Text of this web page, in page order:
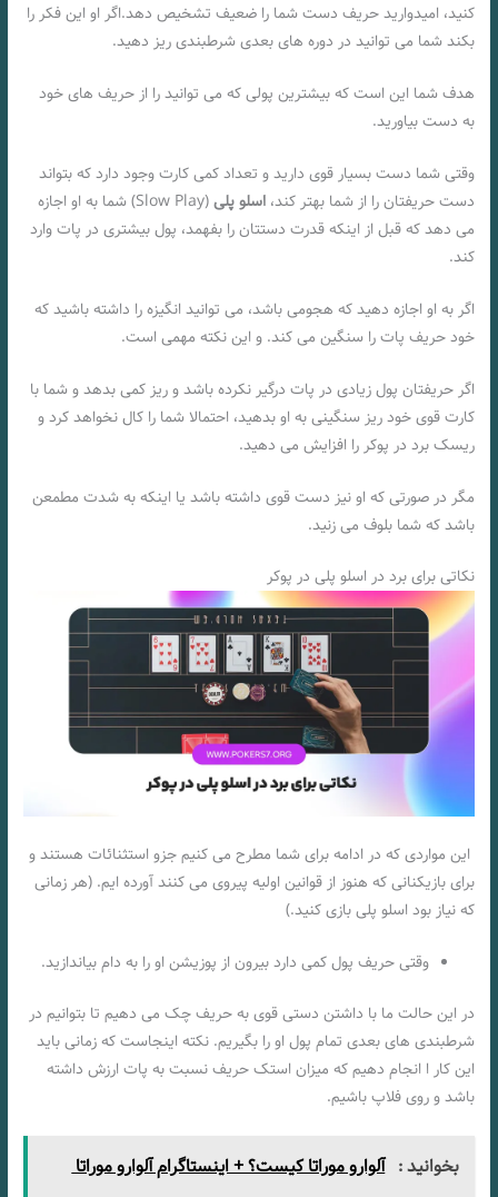
کنید، امیدوارید حریف دست شما را ضعیف تشخیص دهد.اگر او این فکر را
بکند شما می توانید در دوره های بعدی شرطبندی ریز دهید.
هدف شما این است که بیشترین پولی که می توانید را از حریف های خود
به دست بیاورید.
وقتی شما دست بسیار قوی دارید و تعداد کمی کارت وجود دارد که بتواند
دست حریفتان را از شما بهتر کند،اسلو پلی
(Slow Play) شما به او اجازه
می دهد که قبل از اینکه قدرت دستتان را بفهمد، پول بیشتری در پات وارد
کند.
اگر به او اجازه دهید که هجومی باشد، می توانید انگیزه را داشته باشید که
خود حریف پات را سنگین می کند. و این نکته مهمی است.
اگر حریفتان پول زیادی در پات درگیر نکرده باشد و ریز کمی بدهد و شما با
کارت قوی خود ریز سنگینی به او بدهید، احتمالا شما را کال نخواهد کرد و
ریسک برد در پوکر را افزایش می دهید.
مگر در صورتی که او نیز دست قوی داشته باشد یا اینکه به شدت مطمعن
باشد که شما بلوف می زنید.
نکاتی برای برد در اسلو پلی در پوکر
این مواردی که در ادامه برای شما مطرح می کنیم جزو استثنائات هستند و
برای بازیکنانی که هنوز از قوانین اولیه پیروی می کنند آورده ایم. (هر زمانی
که نیاز بود اسلو پلی بازی کنید.)
وقتی حریف پول کمی دارد بیرون از پوزیشن او را به دام بیاندازید.
در این حالت ما با داشتن دستی قوی به حریف چک می دهیم تا بتوانیم در
شرطبندی های بعدی تمام پول او را بگیریم. نکته اینجاست که زمانی باید
این کار ا انجام دهیم که میزان استک حریف نسبت به پات ارزش داشته
باشد و روی فلاپ باشیم.
بخوانید : آلوارو موراتا کیست؟ + اینستاگرام آلوارو موراتا